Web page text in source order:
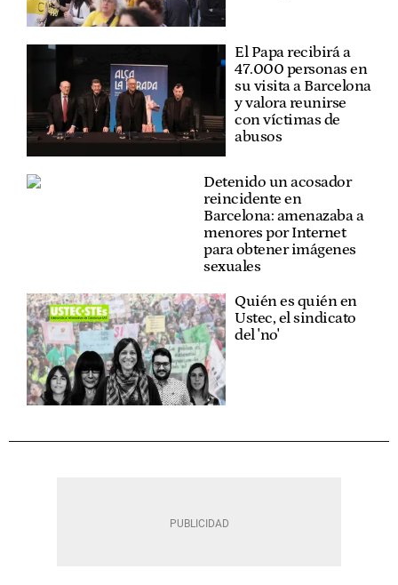
El Papa recibirá a
47.000 personas en
su visita a Barcelona
y valora reunirse
con víctimas de
abusos
Detenido un acosador
reincidente en
Barcelona: amenazaba a
menores por Internet
para obtener imágenes
sexuales
Quién es quién en
Ustec, el sindicato
del 'no'